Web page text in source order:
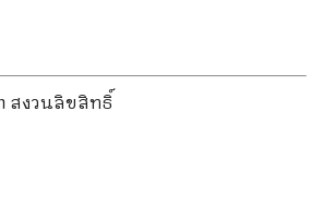
สงวนลิขสิทธิ์